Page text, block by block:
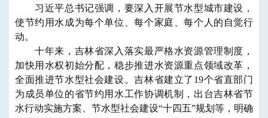
习近平总书记强调，要深入开展节水型城市建设，
使节约用水成为每个单位、每个家庭、每个人的自觉行
动。
十年来，吉林省深入落实最严格水资源管理制度，
加快用水权初始分配，稳步推进水资源重点领域改革，
全面推进节水型社会建设。吉林省建立了19个省直部门
为成员单位的省节约用水工作协调机制，出台吉林省节
水行动实施方案、节水型社会建设“十四五”规划等，明确